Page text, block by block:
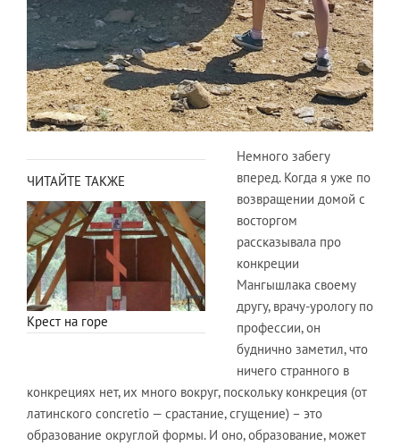
ЧИТАЙТЕ ТАКЖЕ
Крест на горе
Немного забегу
вперед. Когда я уже по
возвращении домой с
восторгом
рассказывала про
конкреции
Мангышлака своему
другу, врачу-урологу по
профессии, он
буднично заметил, что
ничего странного в
конкрециях нет, их много вокруг, поскольку конкреция (от
латинского concretio — срастание, сгущение) – это
образование округлой формы. И оно, образование, может